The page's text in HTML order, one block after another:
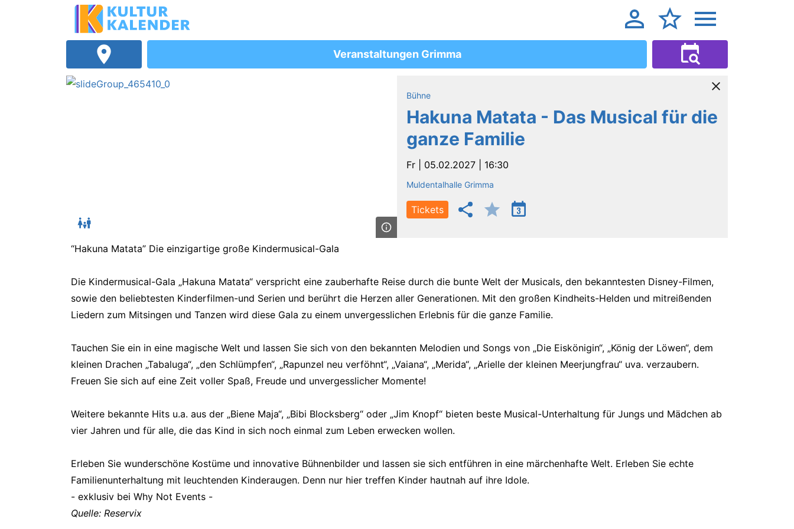
Veranstaltungen Grimma
Bühne
Hakuna Matata - Das Musical für die
ganze Familie
Fr | 05.02.2027 | 16:30
Muldentalhalle Grimma
Tickets
“Hakuna Matata” Die einzigartige große Kindermusical-Gala
Die Kindermusical-Gala „Hakuna Matata“ verspricht eine zauberhafte Reise durch die bunte Welt der Musicals, den bekanntesten Disney-Filmen,
sowie den beliebtesten Kinderfilmen-und Serien und berührt die Herzen aller Generationen. Mit den großen Kindheits-Helden und mitreißenden
Liedern zum Mitsingen und Tanzen wird diese Gala zu einem unvergesslichen Erlebnis für die ganze Familie.
Tauchen Sie ein in eine magische Welt und lassen Sie sich von den bekannten Melodien und Songs von „Die Eiskönigin“, „König der Löwen“, dem
kleinen Drachen „Tabaluga“, „den Schlümpfen“, „Rapunzel neu verföhnt“, „Vaiana“, „Merida“, „Arielle der kleinen Meerjungfrau“ uva. verzaubern.
Freuen Sie sich auf eine Zeit voller Spaß, Freude und unvergesslicher Momente!
Weitere bekannte Hits u.a. aus der „Biene Maja“, „Bibi Blocksberg“ oder „Jim Knopf“ bieten beste Musical-Unterhaltung für Jungs und Mädchen ab
vier Jahren und für alle, die das Kind in sich noch einmal zum Leben erwecken wollen.
Erleben Sie wunderschöne Kostüme und innovative Bühnenbilder und lassen sie sich entführen in eine märchenhafte Welt. Erleben Sie echte
Familienunterhaltung mit leuchtenden Kinderaugen. Denn nur hier treffen Kinder hautnah auf ihre Idole.
- exklusiv bei Why Not Events -
Quelle: Reservix